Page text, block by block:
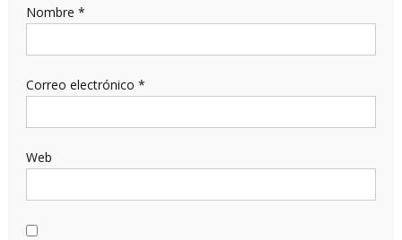
Nombre *
Correo electrónico *
Web